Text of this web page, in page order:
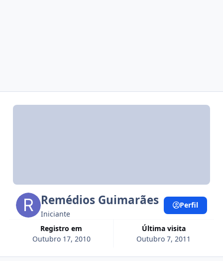
Remédios Guimarães
Iniciante
Registro em
Outubro 17, 2010
Última visita
Outubro 7, 2011
Perfil